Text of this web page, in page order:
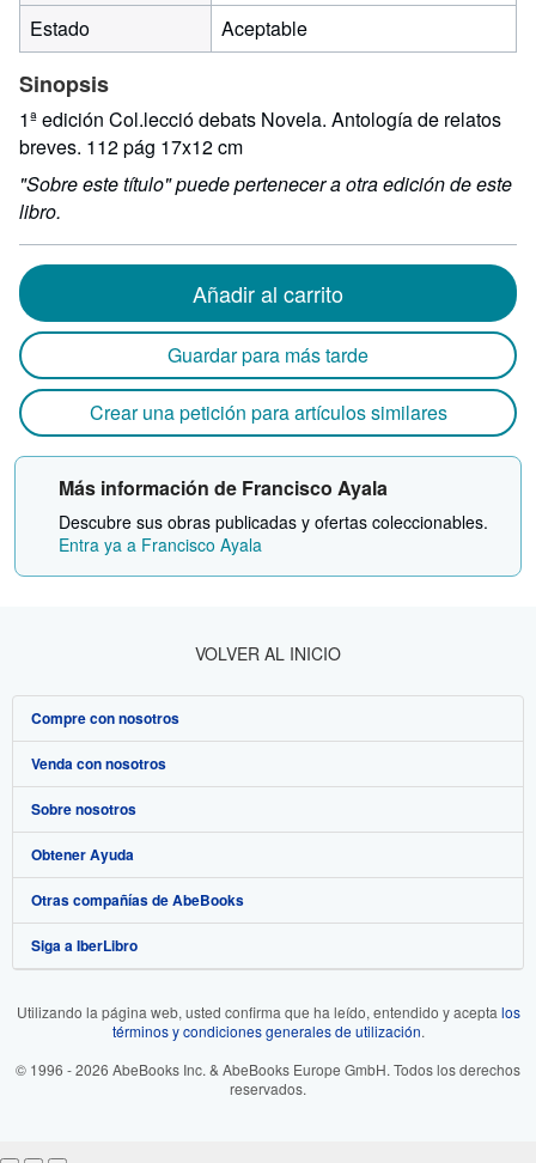
Estado
Aceptable
Sinopsis
1ª edición Col.lecció debats Novela. Antología de relatos
breves. 112 pág 17x12 cm
"Sobre este título" puede pertenecer a otra edición de este
libro.
Añadir al carrito
Guardar para más tarde
Crear una petición para artículos similares
Más información de Francisco Ayala
Descubre sus obras publicadas y ofertas coleccionables.
Entra ya a Francisco Ayala
VOLVER AL INICIO
Compre con nosotros
Búsqueda avanzada
Colecciones
Mi cuenta
Mis pedidos
Ver carrito
Venda con nosotros
Comenzar a vender
Únase a nuestro programa de afiliados
Recomiende un vendedor
Sobre nosotros
Sobre IberLibro
Medios
Empleo
Preferencias de cookies
Aviso de cookies
Obtener Ayuda
Preguntas frecuentes y guías
Atención al Cliente
Otras compañías de AbeBooks
AbeBooks.com
AbeBooks.de
AbeBooks.fr
Siga a IberLibro
Utilizando la página web, usted confirma que ha leído, entendido y acepta los
términos y condiciones generales de utilización.
© 1996 - 2026 AbeBooks Inc. & AbeBooks Europe GmbH. Todos los derechos
reservados.